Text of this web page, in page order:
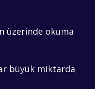
üzerinde okuma
büyük miktarda